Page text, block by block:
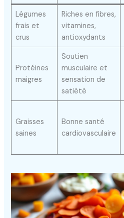
Légumes
frais et
crus
Riches en fibres,
vitamines,
antioxydants
Protéines
maigres
Soutien
musculaire et
sensation de
satiété
Graisses
saines
Bonne santé
cardiovasculaire